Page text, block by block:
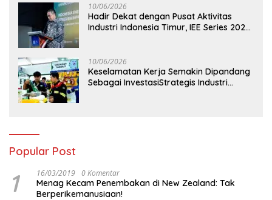
10/06/2026
Hadir Dekat dengan Pusat Aktivitas
Industri Indonesia Timur, IEE Series 2026
10/06/2026
Keselamatan Kerja Semakin Dipandang
Sebagai InvestasiStrategis Industri
Popular Post
1 16/03/2019 0 Komentar
Menag Kecam Penembakan di New Zealand: Tak
Berperikemanusiaan!